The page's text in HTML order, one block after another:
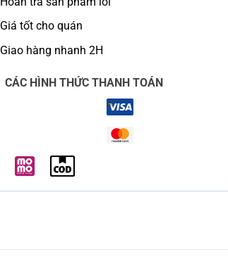
Giá tốt cho quán
Giao hàng nhanh 2H
CÁC HÌNH THỨC THANH TOÁN